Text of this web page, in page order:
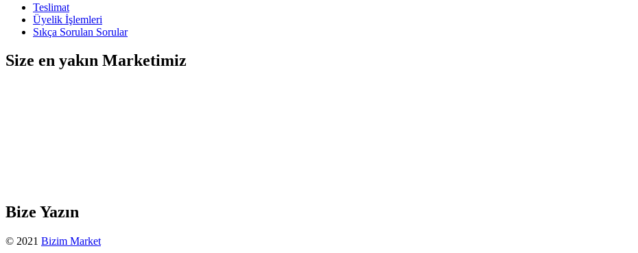
Teslimat
Üyelik İşlemleri
Sıkça Sorulan Sorular
Size en yakın Marketimiz
Bize Yazın
© 2021 Bizim Market